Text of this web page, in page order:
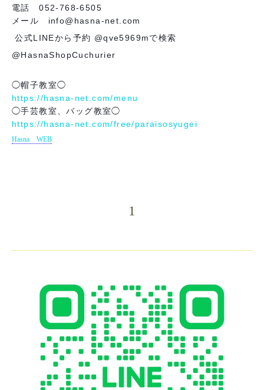
電話 052-768-6505
メール info@hasna-net.com
公式LINEから予約 @qve5969mで検索
@HasnaShopCuchurier
◯帽子教室◯
https://hasna-net.com/menu
◯手芸教室、バッグ教室◯
https://hasna-net.com/free/paraisosyugei
Hasna WEB
1